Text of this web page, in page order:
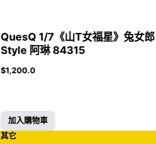
QuesQ 1/7《山T女福星》兔女郎
Style 阿琳 84315
$1,200.0
加入購物車
其它